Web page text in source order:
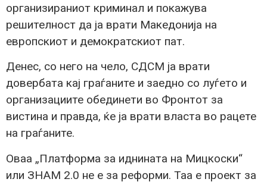
организираниот криминал и покажува
решителност да ја врати Македонија на
европскиот и демократскиот пат.
Денес, со него на чело, СДСМ ја врати
довербата кај граѓаните и заедно со луѓето и
организациите обединети во Фронтот за
вистина и правда, ќе ја врати власта во рацете
на граѓаните.
Оваа „Платформа за иднината на Мицкоски“
или ЗНАМ 2.0 не е за реформи. Таа е проект за